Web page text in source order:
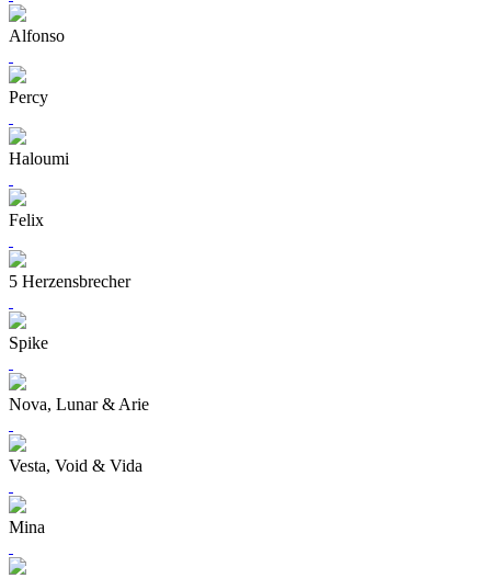
Alfonso
Percy
Haloumi
Felix
5 Herzensbrecher
Spike
Nova, Lunar & Arie
Vesta, Void & Vida
Mina